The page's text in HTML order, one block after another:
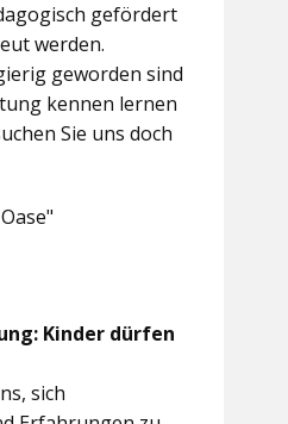
gefördert
werden.
geworden sind
kennen lernen
Sie uns doch
Kinder dürfen
sich